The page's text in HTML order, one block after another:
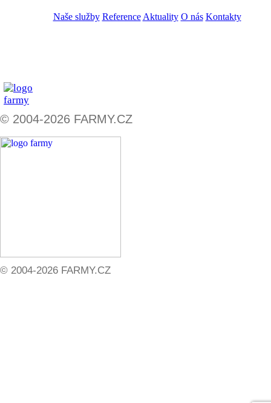
Naše služby Reference Aktuality O nás Kontakty
© 2004-2026 FARMY.CZ
© 2004-2026 FARMY.CZ